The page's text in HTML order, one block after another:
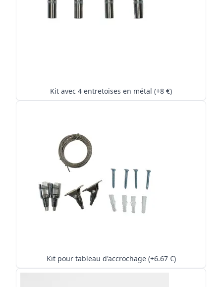
Kit avec 4 entretoises en métal (+8 €)
Kit pour tableau d'accrochage (+6.67 €)